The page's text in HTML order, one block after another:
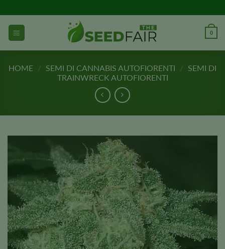
al
contenuto
0
HOME / SEMI DI CANNABIS AUTOFIORENTI / SEMI DI
TRAINWRECK AUTOFIORENTI